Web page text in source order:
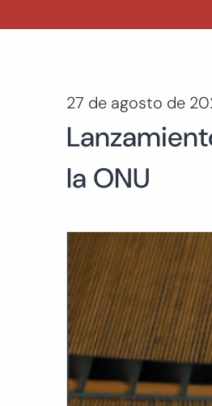
27 de agosto de
la ONU